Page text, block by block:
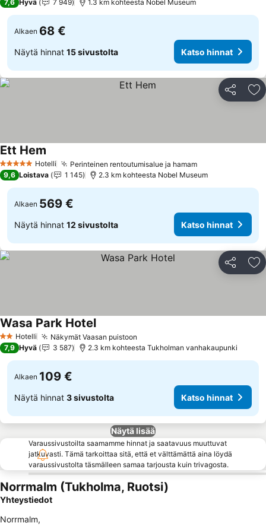
7,6 Hyvä 7 949 1.3 km kohteesta Nobel Museum
Alkaen 68 €
Näytä hinnat 15 sivustolta Katso hinnat
Jaa
5 Tähtiluokitus
Hotelli Perinteinen rentoutumisalue ja hamam
Ett Hem
9,6 Loistava 1 145 2.3 km kohteesta Nobel Museum
Alkaen 569 €
Näytä hinnat 12 sivustolta Katso hinnat
Jaa
2 Tähtiluokitus
Hotelli Näkymät Vaasan puistoon
Wasa Park Hotel
7,9 Hyvä 3 587 2.3 km kohteesta Tukholman vanhakaupunki
Alkaen 109 €
Näytä hinnat 3 sivustolta Katso hinnat
Näytä lisää
Varaussivustoilta saamamme hinnat ja saatavuus muuttuvat
jatkuvasti. Tämä tarkoittaa sitä, että et välttämättä aina löydä
varaussivustolta täsmälleen samaa tarjousta kuin trivagosta.
Norrmalm (Tukholma, Ruotsi)
Yhteystiedot
Norrmalm,